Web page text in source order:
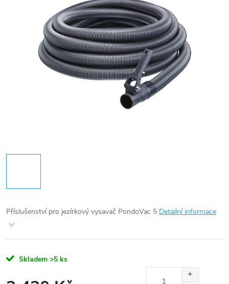
Příslušenství pro jezírkový vysavač PondoVac 5 Detailní informace
Skladem >5 ks